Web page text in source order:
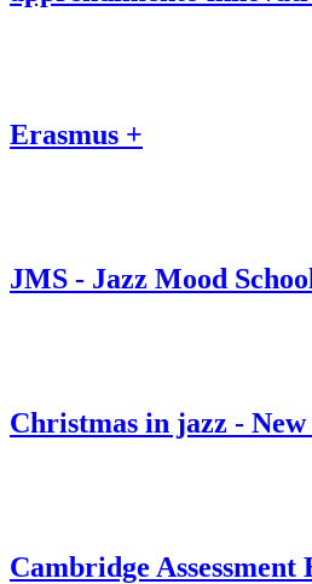
Erasmus +
JMS - Jazz Mood
Christmas in jazz -
Cambridge Assessment